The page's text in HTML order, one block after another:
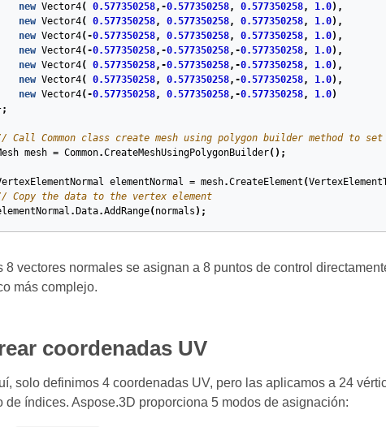
new Vector4( 0.577350258, -0.577350258, 0.577350258, 1.0),
new Vector4( 0.577350258, 0.577350258, 0.577350258, 1.0),
new Vector4( -0.577350258, 0.577350258, 0.577350258, 1.0),
new Vector4( -0.577350258, -0.577350258, -0.577350258, 1.0),
new Vector4( 0.577350258, -0.577350258, -0.577350258, 1.0),
new Vector4( 0.577350258, 0.577350258, -0.577350258, 1.0),
new Vector4( -0.577350258, 0.577350258, -0.577350258, 1.0)
Call Common class create mesh using polygon builder method to set
mesh = Common.CreateMeshUsingPolygonBuilder();
elementNormal = mesh.CreateElement (
Copy the data to the vertex element
. Data.AddRange( normals );
8 vectores normales se asignan a 8 puntos de control
más complejo.
coordenadas UV
solo definimos 4 coordenadas UV, pero las aplicamos a 24
de índices. Aspose.3D proporciona 5 modos de asignación: